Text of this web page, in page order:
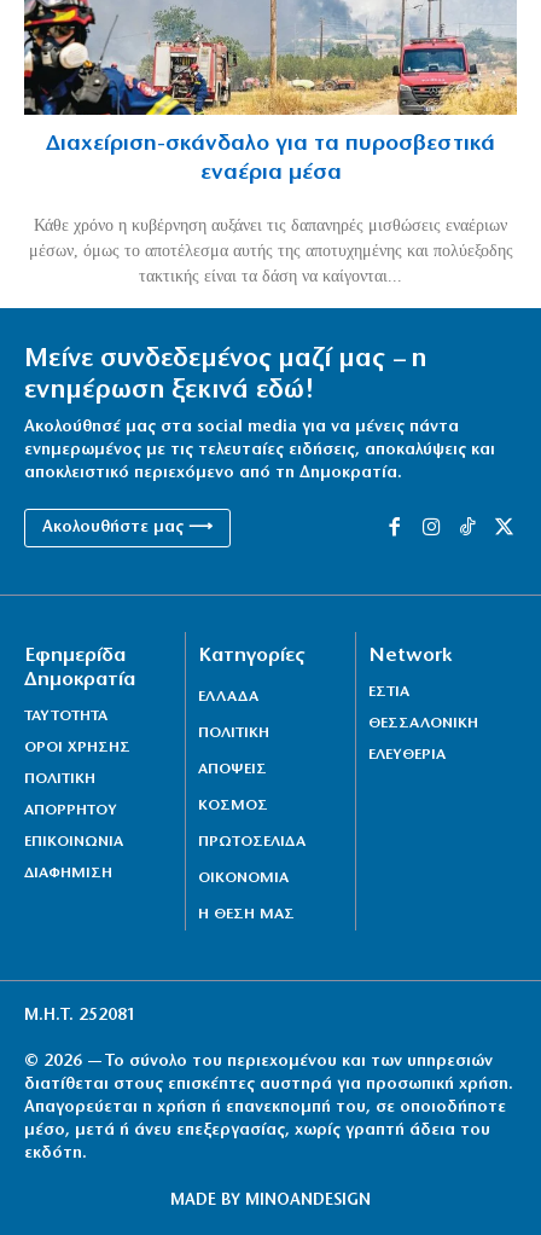
Διαχείριση-σκάνδαλο για τα πυροσβεστικά
εναέρια μέσα
Κάθε χρόνο η κυβέρνηση αυξάνει τις δαπανηρές μισθώσεις εναέριων
μέσων, όμως το αποτέλεσμα αυτής της αποτυχημένης και πολύεξοδης
τακτικής είναι τα δάση να καίγονται...
Μείνε συνδεδεμένος μαζί μας – η
ενημέρωση ξεκινά εδώ!
Ακολούθησέ μας στα social media για να μένεις πάντα
ενημερωμένος με τις τελευταίες ειδήσεις, αποκαλύψεις και
αποκλειστικό περιεχόμενο από τη Δημοκρατία.
Ακολουθήστε μας ⟶
Εφημερίδα
Δημοκρατία
ΤΑΥΤΟΤΗΤΑ
ΟΡΟΙ ΧΡΗΣΗΣ
ΠΟΛΙΤΙΚΗ
ΑΠΟΡΡΗΤΟΥ
ΕΠΙΚΟΙΝΩΝΙΑ
ΔΙΑΦΗΜΙΣΗ
Κατηγορίες
ΕΛΛΑΔΑ
ΠΟΛΙΤΙΚΗ
ΑΠΟΨΕΙΣ
ΚΟΣΜΟΣ
ΠΡΩΤΟΣΕΛΙΔΑ
ΟΙΚΟΝΟΜΙΑ
Η ΘΕΣΗ ΜΑΣ
Network
ΕΣΤΙΑ
ΘΕΣΣΑΛΟΝΙΚΗ
ΕΛΕΥΘΕΡΙΑ
Μ.Η.Τ. 252081
© 2026 — Το σύνολο του περιεχομένου και των υπηρεσιών
διατίθεται στους επισκέπτες αυστηρά για προσωπική χρήση.
Απαγορεύεται η χρήση ή επανεκπομπή του, σε οποιοδήποτε
μέσο, μετά ή άνευ επεξεργασίας, χωρίς γραπτή άδεια του
εκδότη.
MADE BY MINOANDESIGN